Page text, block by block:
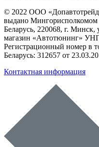
© 2022 ООО
выдано Мингорисполкомом
Беларусь, 220068, г. Минск,
магазин «Автотюнинг»
Регистрационный номер в
Беларусь: 312657 от
Контактная информация